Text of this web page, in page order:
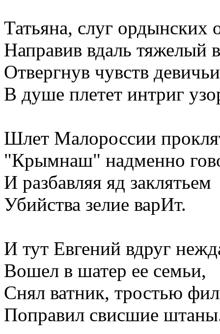
Татьяна, слуг ордынских
Направив вдаль тяжелый
Отвергнув чувств
В душе плетет интриг
Шлет Малороссии
"Крымнаш" надменно
И разбавляя яд заклятьем
Убийства зелие варИт.
И тут Евгений вдруг
Вошел в шатер ее семьи,
Снял ватник, тростью
Поправил свисшие